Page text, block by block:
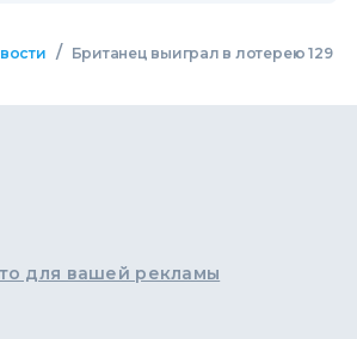
/
Британец выиграл в лотерею 129
для вашей рекламы